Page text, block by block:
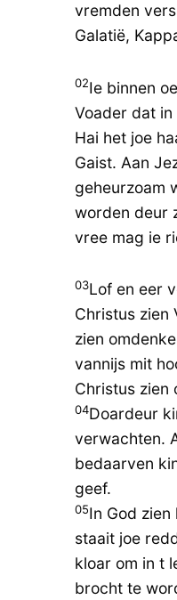
vremden
Galatië,
02Ie binnen
Voader dat
Hai het joe
Gaist. Aan
geheurzoam
worden deur
vree mag ie
03Lof en eer
Christus zien
zien
vannijs mit
Christus zien
04Doardeur
verwachten.
bedaarven
geef.
05In God
staait joe
kloar om in t
brocht te